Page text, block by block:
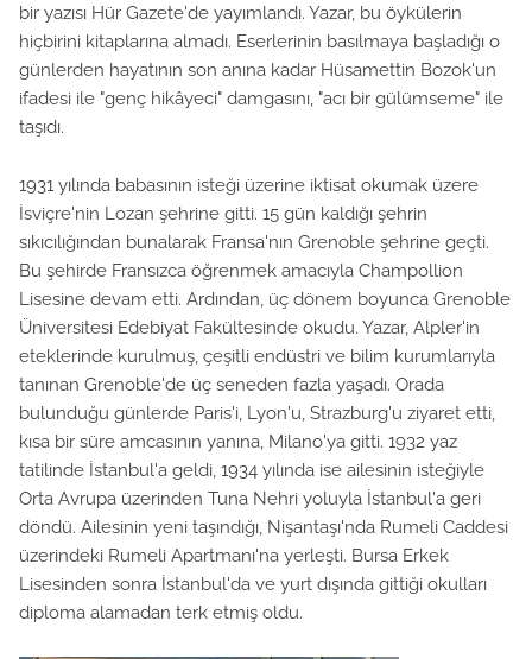
bir yazısı Hür Gazete'de yayımlandı. Yazar, bu öykülerin
hiçbirini kitaplarına almadı. Eserlerinin basılmaya başladığı o
günlerden hayatının son anına kadar Hüsamettin Bozok'un
ifadesi ile "genç hikâyeci" damgasını, "acı bir gülümseme" ile
taşıdı.
1931 yılında babasının isteği üzerine iktisat okumak üzere
İsviçre'nin Lozan şehrine gitti. 15 gün kaldığı şehrin
sıkıcılığından bunalarak Fransa'nın Grenoble şehrine geçti.
Bu şehirde Fransızca öğrenmek amacıyla Champollion
Lisesine devam etti. Ardından, üç dönem boyunca Grenoble
Üniversitesi Edebiyat Fakültesinde okudu. Yazar, Alpler'in
eteklerinde kurulmuş, çeşitli endüstri ve bilim kurumlarıyla
tanınan Grenoble'de üç seneden fazla yaşadı. Orada
bulunduğu günlerde Paris'i, Lyon'u, Strazburg'u ziyaret etti,
kısa bir süre amcasının yanına, Milano'ya gitti. 1932 yaz
tatilinde İstanbul'a geldi, 1934 yılında ise ailesinin isteğiyle
Orta Avrupa üzerinden Tuna Nehri yoluyla İstanbul'a geri
döndü. Ailesinin yeni taşındığı, Nişantaşı'nda Rumeli Caddesi
üzerindeki Rumeli Apartmanı'na yerleşti. Bursa Erkek
Lisesinden sonra İstanbul'da ve yurt dışında gittiği okulları
diploma alamadan terk etmiş oldu.